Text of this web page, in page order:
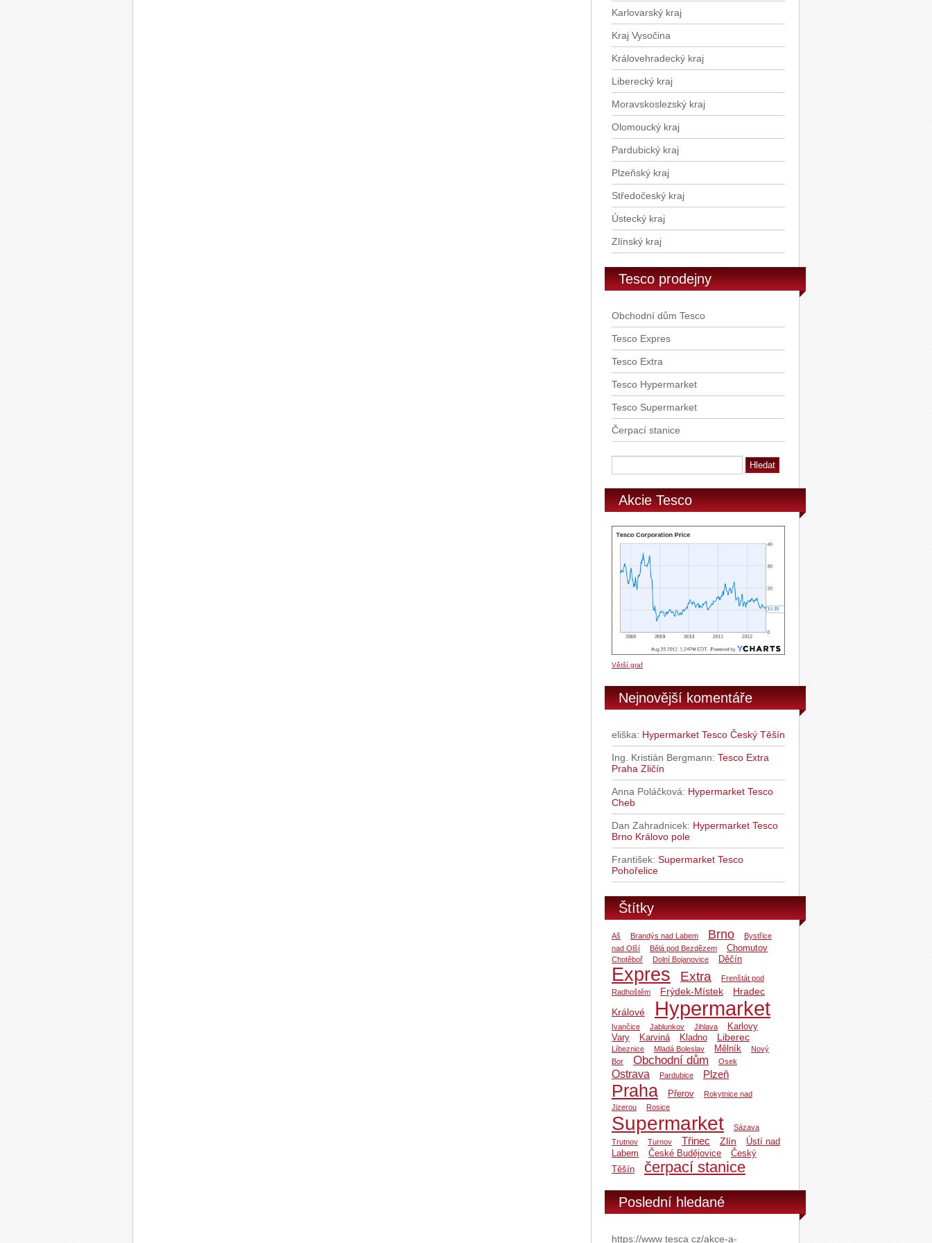
těstoviny 500g
Ponti Balzamikové glazé 250g
Karlovarský kraj
Kraj Vysočina
Královehradecký kraj
Liberecký kraj
Moravskoslezský kraj
Olomoucký kraj
Pardubický kraj
Plzeňský kraj
Středočeský kraj
Ústecký kraj
Zlínský kraj
Tesco prodejny
Obchodní dům Tesco
Tesco Expres
Tesco Extra
Tesco Hypermarket
Tesco Supermarket
Čerpací stanice
Akcie Tesco
Větší graf
Nejnovější komentáře
eliška: Hypermarket Tesco Český Těšín
Ing. Kristián Bergmann: Tesco Extra
Praha Zličín
Anna Poláčková: Hypermarket Tesco
Cheb
Dan Zahradnicek: Hypermarket Tesco
Brno Královo pole
František: Supermarket Tesco
Pohořelice
Štítky
Aš Brandýs nad Labem Brno
Bystřice
nad Olší
Bělá pod Bezdězem Chomutov
Chotěboř Dolní Bojanovice Děčín
Expres Extra
Frenštát pod
Radhoštěm
Frýdek-Místek
Hradec
Králové
Hypermarket
Ivančice Jablunkov Jihlava
Karlovy
Vary
Karviná Kladno Liberec
Líbeznice Mladá Boleslav Mělník
Nový
Bor
Obchodní dům Osek
Ostrava Pardubice Plzeň
Praha Přerov
Rokytnice nad
Jizerou
Rosice
Supermarket
Sázava
Trutnov
Turnov Třinec Zlín
Ústí nad
Labem
České Budějovice
Český
Těšín
čerpací stanice
Poslední hledané
https://www tesca cz/akce-a-